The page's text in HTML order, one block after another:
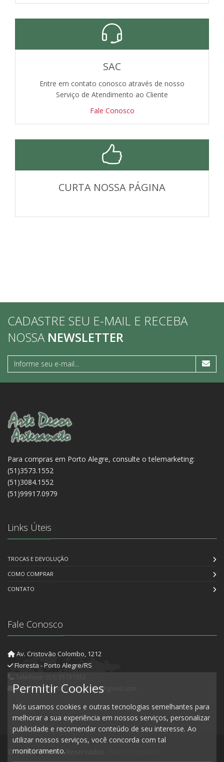
SAC
Entre em contato conosco através de nosso
Serviço de Atendimento ao Cliente
Fale Conosco
CURTA NOSSA PÁGINA
CADASTRE SEU E-MAIL E RECEBA
NOSSA NEWSLETTER
Para compras em Porto Alegre, consulte o telemarketing:
(51)3573.1552
(51)3084.1552
(51)99917.0979
Links Úteis
TROCAS E DEVOLUÇÃO
COMO COMPRAR
CONTATO
Fale Conosco
Av. Cristovão Colombo, 1212
Floresta - Porto Alegre/RS
E-mail: artedecorartesanato@gmail.com
© Todos Direitos Reservados.
Permitir Cookies
Nós usamos cookies e outras tecnologias semelhantes para
melhorar a sua experiência em nossos serviços, personalizar
publicidade e recomendar conteúdo de seu interesse. Ao
utilizar nossos serviços, você concorda com tal
monitoramento.